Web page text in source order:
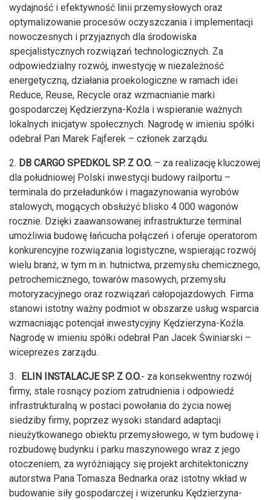
wydajność i efektywność linii przemysłowych oraz
optymalizowanie procesów oczyszczania i implementacji
nowoczesnych i przyjaznych dla środowiska
specjalistycznych rozwiązań technologicznych. Za
odpowiedzialny rozwój, inwestycję w niezależność
energetyczną, działania proekologiczne w ramach idei
Reduce, Reuse, Recycle oraz wzmacnianie marki
gospodarczej Kędzierzyna-Koźla i wspieranie ważnych
lokalnych inicjatyw społecznych. Nagrodę w imieniu spółki
odebrał Pan Marek Fajferek – członek zarządu.
2. DB CARGO SPEDKOL SP. Z O.O. – za realizację kluczowej
dla południowej Polski inwestycji budowy railportu –
terminala do przeładunków i magazynowania wyrobów
stalowych, mogących obsłużyć blisko 4 000 wagonów
rocznie. Dzięki zaawansowanej infrastrukturze terminal
umożliwia budowę łańcucha połączeń i oferuje operatorom
konkurencyjne rozwiązania logistyczne, wspierając rozwój
wielu branż, w tym m.in. hutnictwa, przemysłu chemicznego,
petrochemicznego, towarów masowych, przemysłu
motoryzacyjnego oraz rozwiązań całopojazdowych. Firma
stanowi istotny ważny podmiot w obszarze usług wsparcia
wzmacniając potencjał inwestycyjny Kędzierzyna-Koźla.
Nagrodę w imieniu spółki odebrał Pan Jacek Świniarski –
wiceprezes zarządu.
3. ELIN INSTALACJE SP. Z O.O.- za konsekwentny rozwój
firmy, stale rosnący poziom zatrudnienia i odpowiedź
infrastrukturalną w postaci powołania do życia nowej
siedziby firmy, poprzez wysoki standard adaptacji
nieużytkowanego obiektu przemysłowego, w tym budowę i
rozbudowę budynku i parku maszynowego wraz z jego
otoczeniem, za wyróżniający się projekt architektoniczny
autorstwa Pana Tomasza Bednarka oraz istotny wkład w
budowanie siły gospodarczej i wizerunku Kędzierzyna-